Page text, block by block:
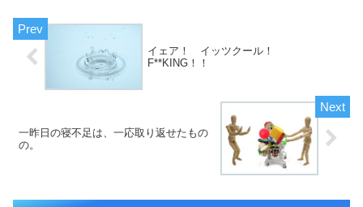
イェア！ イッツクール！
F**KING！！
一昨日の寝不足は、一応取り返せたもの
の。